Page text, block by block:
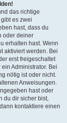
das richtige
es zwei
hast, dass du
oder deiner
erhalten hast. Wenn
aktiviert werden. Bei
erst freigeschaltet
Administrator. Bei
nötig ist oder nicht.
Anweisungen.
hast oder
du dir sicher bist,
kontaktiere einen